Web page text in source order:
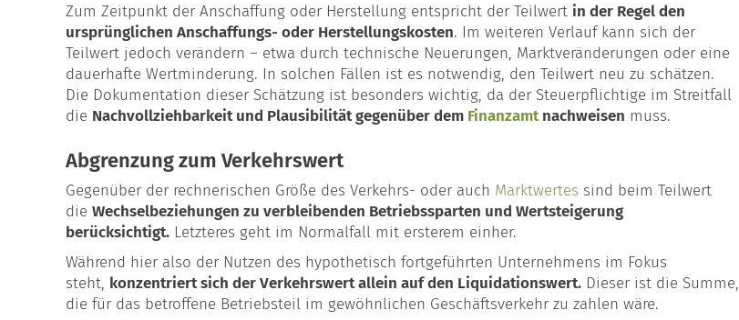
Zum Zeitpunkt der Anschaffung oder Herstellung entspricht der Teilwert in der Regel den
ursprünglichen Anschaffungs- oder Herstellungskosten. Im weiteren Verlauf kann sich der
Teilwert jedoch verändern – etwa durch technische Neuerungen, Marktveränderungen oder eine
dauerhafte Wertminderung. In solchen Fällen ist es notwendig, den Teilwert neu zu schätzen.
Die Dokumentation dieser Schätzung ist besonders wichtig, da der Steuerpflichtige im Streitfall
die Nachvollziehbarkeit und Plausibilität gegenüber dem Finanzamtnachweisen muss.
Abgrenzung zum Verkehrswert
Gegenüber der rechnerischen Größe des Verkehrs- oder auch Marktwertes sind beim Teilwert
die Wechselbeziehungen zu verbleibenden Betriebssparten und Wertsteigerung
berücksichtigt. Letzteres geht im Normalfall mit ersterem einher.
Während hier also der Nutzen des hypothetisch fortgeführten Unternehmens im Fokus
steht, konzentriert sich der Verkehrswert allein auf den Liquidationswert. Dieser ist die Summe,
die für das betroffene Betriebsteil im gewöhnlichen Geschäftsverkehr zu zahlen wäre.